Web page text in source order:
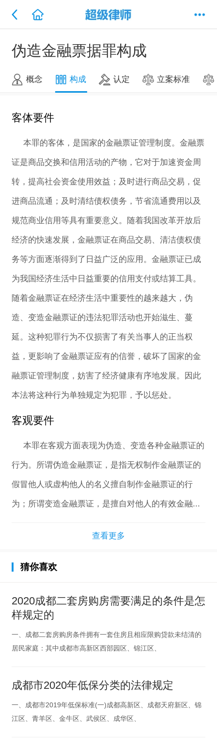
伪造金融票据罪构成
概念 构成 认定 立案标准
客体要件
本罪的客体，是国家的金融票证管理制度。金融票
证是商品交换和信用活动的产物，它对于加速资金周
转，提高社会资金使用效益；及时进行商品交易，促
进商品流通；及时清结债权债务，节省流通费用以及
规范商业信用等具有重要意义。随着我国改革开放后
经济的快速发展，金融票证在商品交易、清洁债权债
务等方面逐渐得到了日益广泛的应用。金融票证已成
为我国经济生活中日益重要的信用支付或结算工具。
随着金融票证在经济生活中重要性的越来越大，伪
造、变造金融票证的违法犯罪活动也开始滋生、蔓
延。这种犯罪行为不仅损害了有关当事人的正当权
益，更影响了金融票证应有的信誉，破坏了国家的金
融票证管理制度，妨害了经济健康有序地发展。因此
本法将这种行为单独规定为犯罪，予以惩处。
客观要件
本罪在客观方面表现为伪造、变造各种金融票证的
行为。所谓伪造金融票证，是指无权制作金融票证的
假冒他人或虚构他人的名义擅自制作金融票证的行
为；所谓变造金融票证，是擅自对他人的有效金融...
查看更多
猜你喜欢
2020成都二套房购房需要满足的条件是怎
样规定的
一、成都二套房购房条件拥有一套住房且相应限购贷款未结清的
居民家庭：其中成都市高新区西部园区、锦江区、
成都市2020年低保分类的法律规定
一、成都市2019年低保标准(一)成都高新区、成都天府新区、锦
江区、青羊区、金牛区、武侯区、成华区、